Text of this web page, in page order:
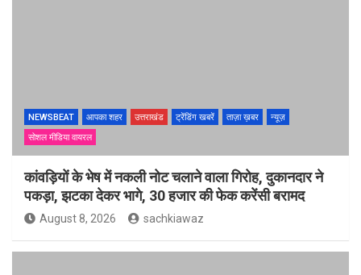
NEWSBEAT आपका शहर उत्तराखंड ट्रेंडिंग खबरें ताज़ा ख़बर
न्यूज़
सोशल मीडिया वायरल
कांवड़ियों के भेष में नकली नोट चलाने वाला गिरोह, दुकानदार ने
पकड़ा, झटका देकर भागे, 30 हजार की फेक करेंसी बरामद
August 8, 2026 sachkiawaz